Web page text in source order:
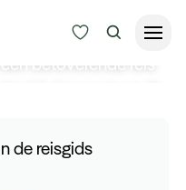
betoverende reis
zo aangenaam en
de reisgids